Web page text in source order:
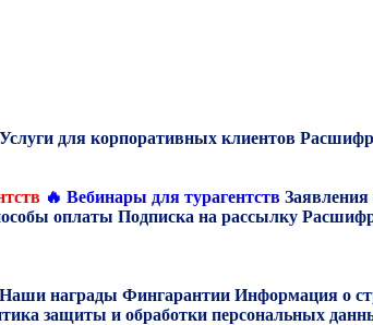
Услуги для корпоративных клиентов
🔥 Вебинары для турагентств Заявления
оплаты Подписка на рассылку
Наши награды Фингарантии Информация о
защиты и обработки персональных